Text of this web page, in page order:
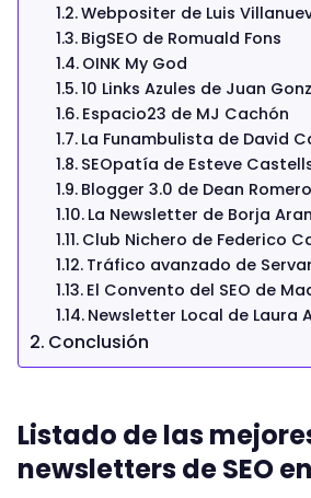
Webpositer de Luis
BigSEO de Romuald Fons
OINK My God
10 Links Azules de Juan
Espacio23 de MJ Cachón
La Funambulista de David
SEOpatía de Esteve
Blogger 3.0 de Dean Romero
La Newsletter de Borja
Club Nichero de Federico
Tráfico avanzado de
El Convento del SEO de
Newsletter Local de Laura
Conclusión
Listado de las
newsletters de SEO